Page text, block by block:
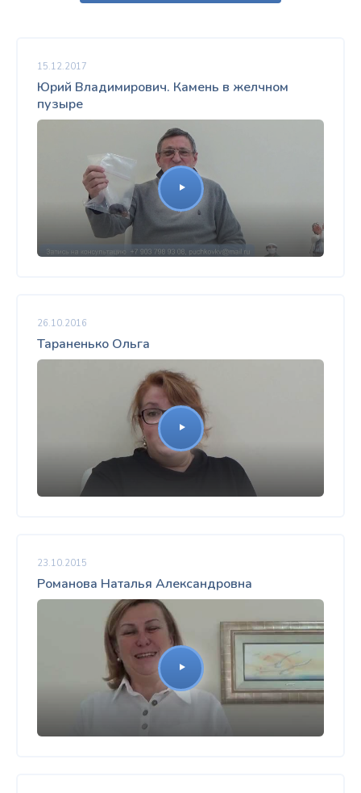
15.12.2017
Юрий Владимирович. Камень в желчном
пузыре
26.10.2016
Тараненько Ольга
23.10.2015
Романова Наталья Александровна